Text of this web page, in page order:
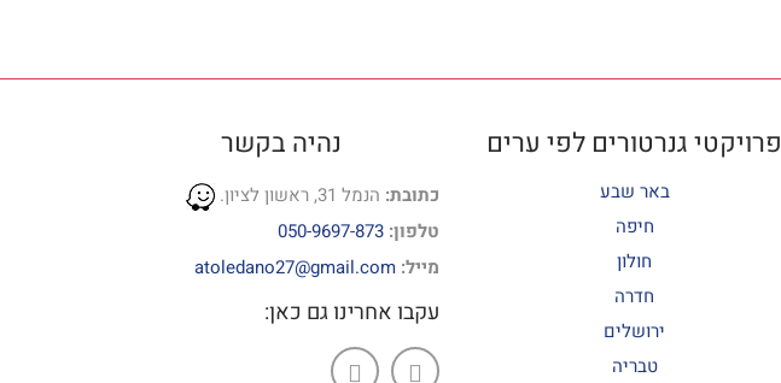
פרויקטי גנרטורים לפי ערים
באר שבע
חיפה
חולון
חדרה
ירושלים
טבריה
נהיה בקשר
כתובת: הנמל 31, ראשון לציון.
טלפון: 050-9697-873
מייל: atoledano27@gmail.com
עקבו אחרינו גם כאן: